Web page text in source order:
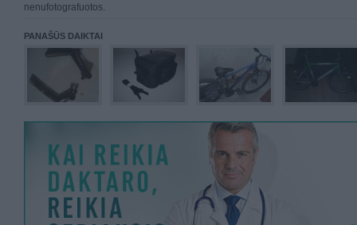
nenufotografuotos.
PANAŠŪS DAIKTAI